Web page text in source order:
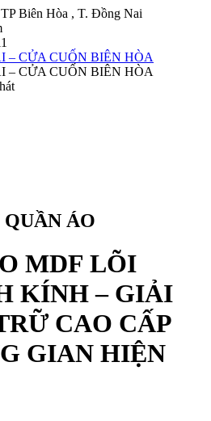
Biên Hòa , T. Đồng Nai
ÁO
MDF LÕI
KÍNH – GIẢI
CAO CẤP
GIAN HIỆN